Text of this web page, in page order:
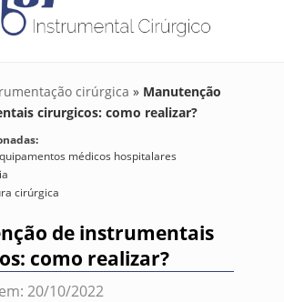
cirúrgica » Manutenção
cirurgicos: como realizar?
médicos hospitalares
cirúrgica
de instrumentais
como realizar?
20/10/2022